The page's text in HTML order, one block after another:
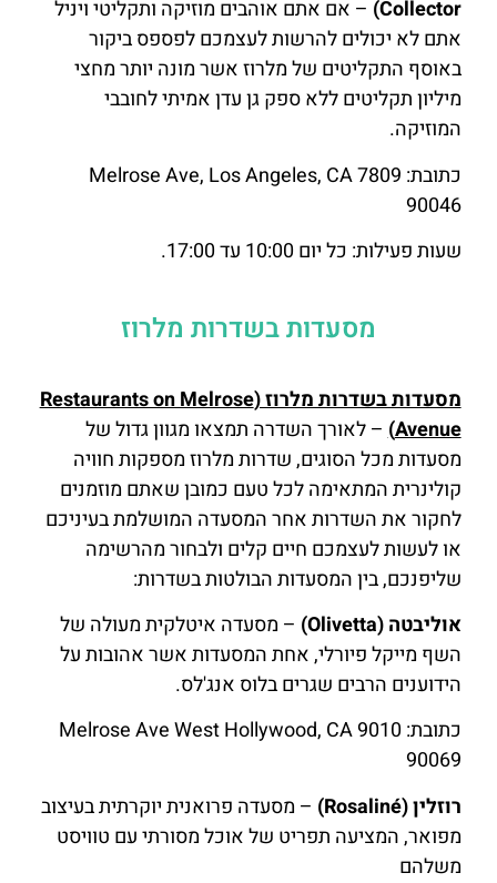
Collector) – אם אתם אוהבים מוזיקה ותקליטי ויניל
אתם לא יכולים להרשות לעצמכם לפספס ביקור
באוסף התקליטים של מלרוז אשר מונה יותר מחצי
מיליון תקליטים ללא ספק גן עדן אמיתי לחובבי
המוזיקה.
כתובת: 7809 Melrose Ave, Los Angeles, CA
90046
שעות פעילות: כל יום 10:00 עד 17:00.
מסעדות בשדרות מלרוז
מסעדות בשדרות מלרוז (Restaurants on Melrose
Avenue) – לאורך השדרה תמצאו מגוון גדול של
מסעדות מכל הסוגים, שדרות מלרוז מספקות חוויה
קולינרית המתאימה לכל טעם כמובן שאתם מוזמנים
לחקור את השדרות אחר המסעדה המושלמת בעיניכם
או לעשות לעצמכם חיים קלים ולבחור מהרשימה
שליפנכם, בין המסעדות הבולטות בשדרות:
אוליבטה (Olivetta)
– מסעדה איטלקית מעולה של
השף מייקל פיורלי, אחת המסעדות אשר אהובות על
הידוענים הרבים שגרים בלוס אנג'לס.
כתובת: 9010 Melrose Ave West Hollywood, CA
90069
רוזלין (Rosaliné)
– מסעדה פרואנית יוקרתית בעיצוב
מפואר, המציעה תפריט של אוכל מסורתי עם טוויסט
משלהם